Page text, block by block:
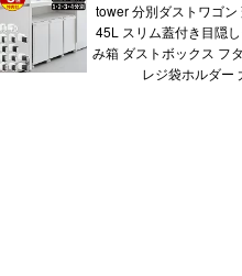
tower 分別ダストワゴ
45L スリム蓋付き目隠
み箱 ダストボックス フ
レジ袋ホルダー